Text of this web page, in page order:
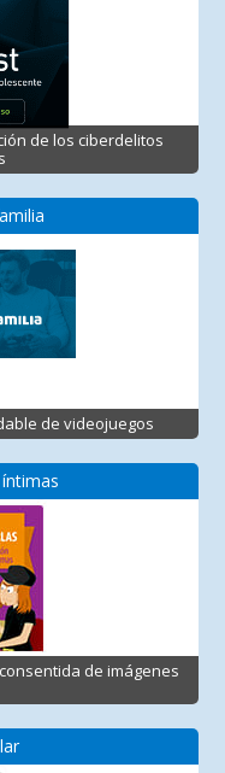
de los ciberdelitos
de videojuegos
de imágenes